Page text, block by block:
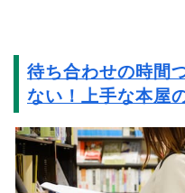
待ち合わせの時間
ない！上手な本屋